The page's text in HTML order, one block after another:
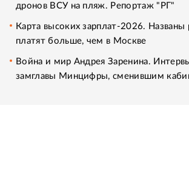
дронов ВСУ на пляж. Репортаж "РГ"
Карта высоких зарплат-2026. Названы
платят больше, чем в Москве
Война и мир Андрея Заренина.
замглавы Минцифры, сменившим